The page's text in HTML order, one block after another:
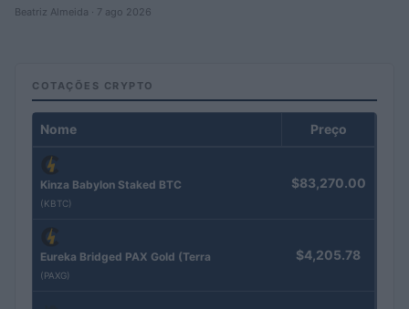
Beatriz Almeida · 7 ago 2026
COTAÇÕES CRYPTO
Nome Preço
Kinza Babylon Staked BTC
(KBTC)
$83,270.00
Eureka Bridged PAX Gold (Terra
(PAXG)
$4,205.78